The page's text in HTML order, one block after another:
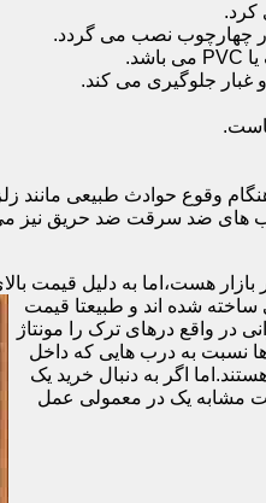
کرد.
چهارچوب نصب می گردد.
غبار جلوگیری می کند.
وقوع حوادث طبیعی مانند
های ضد سرقت ضد حریق نیز
هست،اما به دلیل قیمت
شده اند و طبیعتا قیمت
در واقع درهای ترک را مونتاژ
نسبت به درب هایی که داخل
اگر به دنبال خرید یک
مشابه یک در معمولی عمل